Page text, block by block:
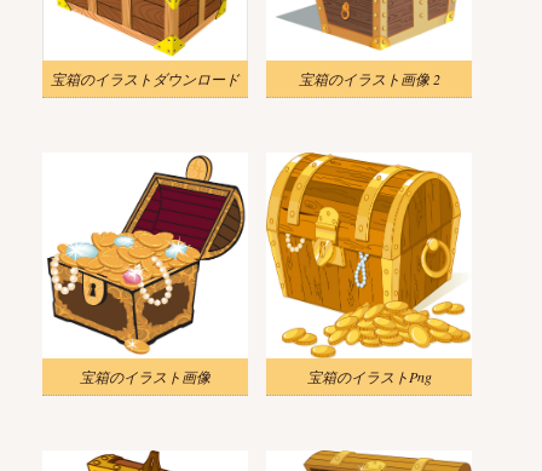
宝箱のイラストダウンロード 宝箱のイラスト画像 2
宝箱のイラスト画像 宝箱のイラストPng